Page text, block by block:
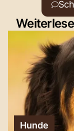
Hunde